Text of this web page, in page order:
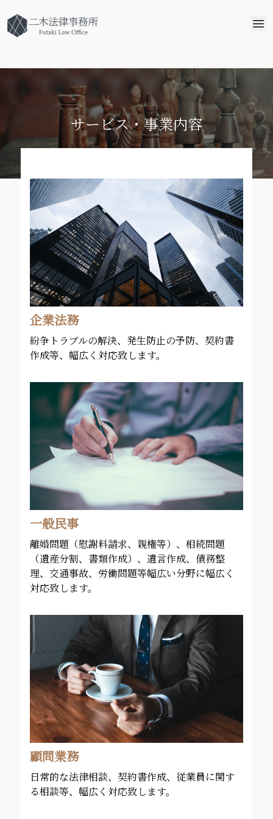
サービス・事業内容
企業法務
紛争トラブルの解決、発生防止の予防、契約書
作成等、幅広く対応致します。
一般民事
離婚問題（慰謝料請求、親権等）、相続問題
（遺産分割、書類作成）、遺言作成、債務整
理、交通事故、労働問題等幅広い分野に幅広く
対応致します。
顧問業務
日常的な法律相談、契約書作成、従業員に関す
る相談等、幅広く対応致します。